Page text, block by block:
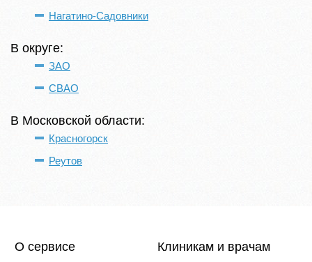
Нагатино-Садовники
В округе:
ЗАО
СВАО
В Московской области:
Красногорск
Реутов
О сервисе Клиникам и врачам